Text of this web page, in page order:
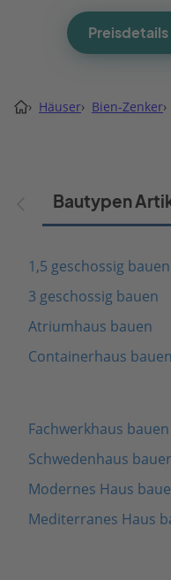
› Häuser› Bien-Zenker›
Bautypen
1,5 geschossig bauen
3 geschossig bauen
Atriumhaus bauen
Containerhaus bauen
Fachwerkhaus bauen
Schwedenhaus
Modernes Haus
Mediterranes Haus